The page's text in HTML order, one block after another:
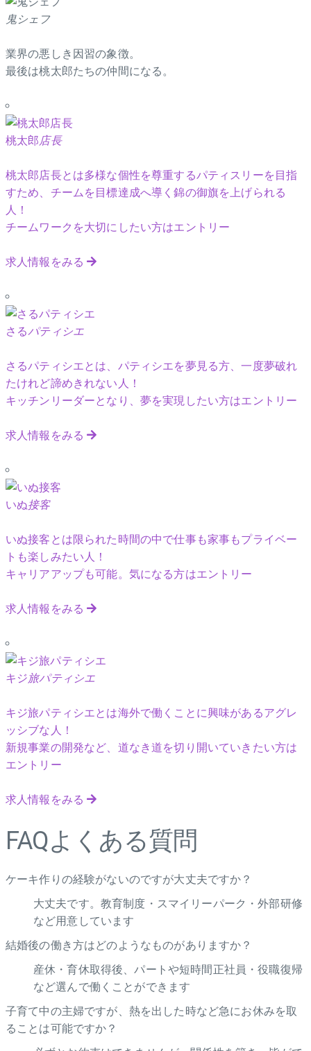
鬼シェフ
業界の悪しき因習の象徴。
最後は桃太郎たちの仲間になる。
桃太郎店長
桃太郎店長とは多様な個性を尊重するパティスリーを目指
すため、チームを目標達成へ導く錦の御旗を上げられる
人！
チームワークを大切にしたい方はエントリー
求人情報をみる
さるパティシエ
さるパティシエとは、パティシエを夢見る方、一度夢破れ
たけれど諦めきれない人！
キッチンリーダーとなり、夢を実現したい方はエントリー
求人情報をみる
いぬ接客
いぬ接客とは限られた時間の中で仕事も家事もプライベー
トも楽しみたい人！
キャリアアップも可能。気になる方はエントリー
求人情報をみる
キジ旅パティシエ
キジ旅パティシエとは海外で働くことに興味があるアグレ
ッシブな人！
新規事業の開発など、道なき道を切り開いていきたい方は
エントリー
求人情報をみる
FAQよくある質問
ケーキ作りの経験がないのですが大丈夫ですか？
大丈夫です。教育制度・スマイリーパーク・外部研修
など用意しています
結婚後の働き方はどのようなものがありますか？
産休・育休取得後、パートや短時間正社員・役職復帰
など選んで働くことができます
子育て中の主婦ですが、熱を出した時など急にお休みを取
ることは可能ですか？